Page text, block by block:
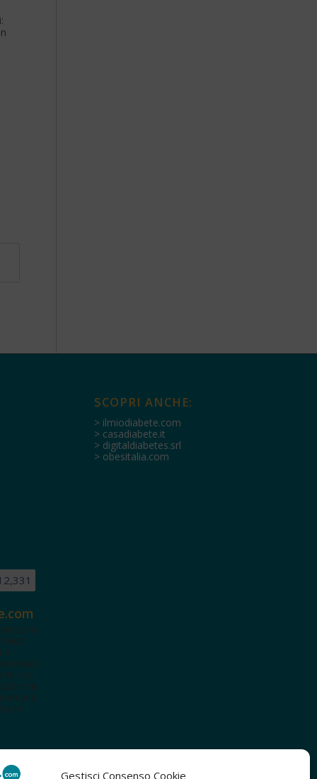
Gestisci Consenso Cookie
e
te con
alla
le
SCOPRI ANCHE:
> ilmiodiabete.com
> casadiabete.it
> digitaldiabetes.srl
> obesitalia.com